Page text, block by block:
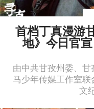
首档丁真漫游
地》今日官
由中共甘孜州委、
马少年传媒工作室联
文